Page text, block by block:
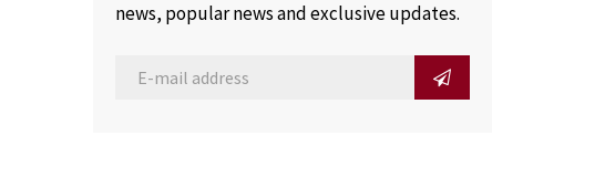
news, popular news and exclusive updates.